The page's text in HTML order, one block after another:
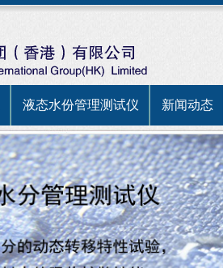
液态水份管理测试仪 新闻动态